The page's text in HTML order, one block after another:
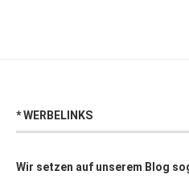
* WERBELINKS
Wir setzen auf unserem Blog